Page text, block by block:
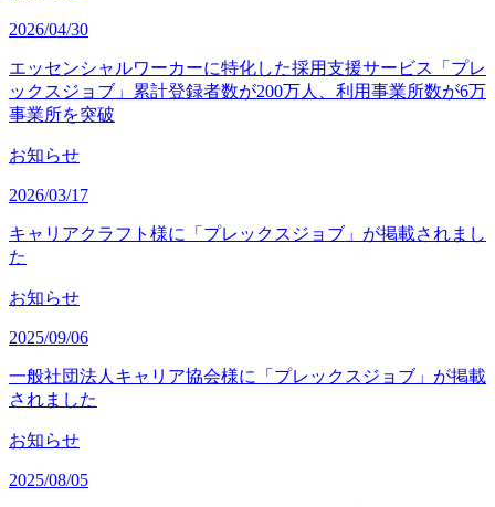
2026/04/30
エッセンシャルワーカーに特化した採用支援サービス「プレ
ックスジョブ」累計登録者数が200万人、利用事業所数が6万
事業所を突破
お知らせ
2026/03/17
キャリアクラフト様に「プレックスジョブ」が掲載されまし
た
お知らせ
2025/09/06
一般社団法人キャリア協会様に「プレックスジョブ」が掲載
されました
お知らせ
2025/08/05